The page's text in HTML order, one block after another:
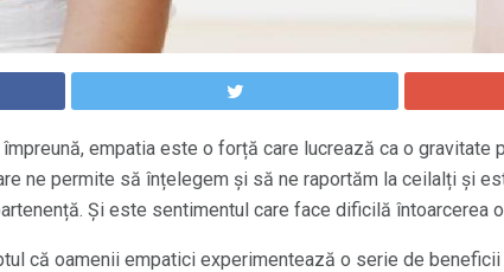
empatia este o forță care lucrează ca o gravitate
ne permite să înțelegem și să ne raportăm la ceilalți și
Și este sentimentul care face dificilă întoarcerea
că oamenii empatici experimentează o serie de